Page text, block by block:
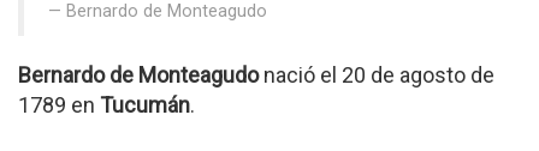
Bernardo de Monteagudo
Bernardo de Monteagudonació el 20 de agosto de
1789 en Tucumán.